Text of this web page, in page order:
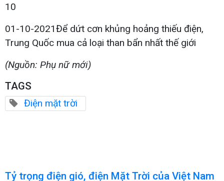
10
01-10-2021Để dứt cơn khủng hoảng thiếu điện,
Trung Quốc mua cả loại than bẩn nhất thế giới
(Nguồn: Phụ nữ mới)
TAGS
Điện mặt trời
Tỷ trọng điện gió, điện Mặt Trời của Việt Nam